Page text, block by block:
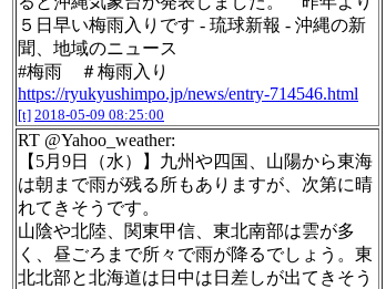
５日早い梅雨入りです - 琉球新報 - 沖縄の新
聞、地域のニュース
#梅雨 ＃梅雨入り
https://ryukyushimpo.jp/news/entry-714546.html
[t] 2018-05-09 08:25:00
RT @Yahoo_weather:
【5月9日（水）】九州や四国、山陽から東海
は朝まで雨が残る所もありますが、次第に晴
れてきそうです。
山陰や北陸、関東甲信、東北南部は雲が多
く、昼ごろまで所々で雨が降るでしょう。東
北北部と北海道は日中は日差しが出てきそう